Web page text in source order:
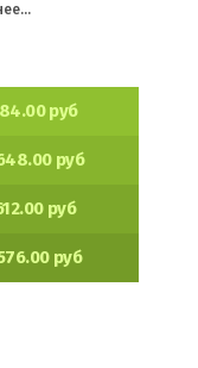
руб
руб
руб
руб